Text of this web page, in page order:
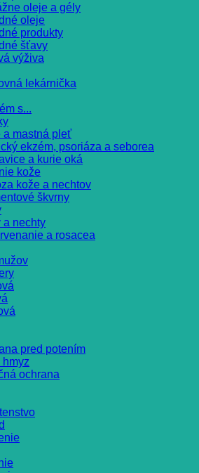
oleje a gély
oleje
produkty
šťavy
výživa
lekárnička
s...
a mastná pleť
ekzém, psoriáza a seborea
a kurie oká
kože
kože a nechtov
škvrny
a nechty
a rosacea
pred potením
hmyz
ochrana